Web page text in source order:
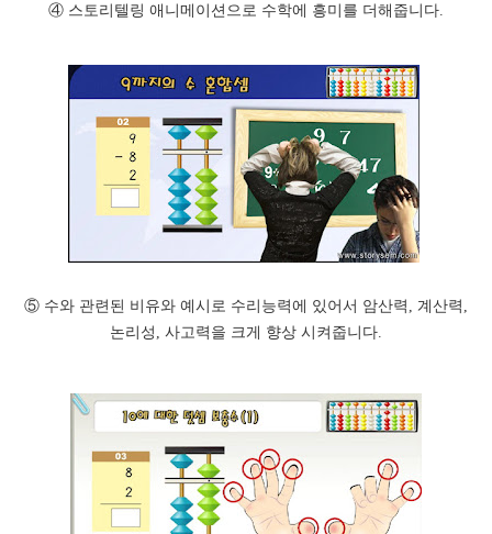
④ 스토리텔링 애니메이션으로 수학에 흥미를 더해줍니다.
⑤ 수와 관련된 비유와 예시로 수리능력에 있어서 암산력, 계산력,
논리성, 사고력을 크게 향상 시켜줍니다.